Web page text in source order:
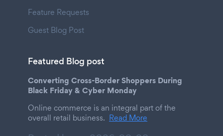
Feature Requests
Guest Blog Post
Featured Blog post
Converting Cross-Border Shoppers During
Black Friday & Cyber Monday
Online commerce is an integral part of the
overall retail business. Read More